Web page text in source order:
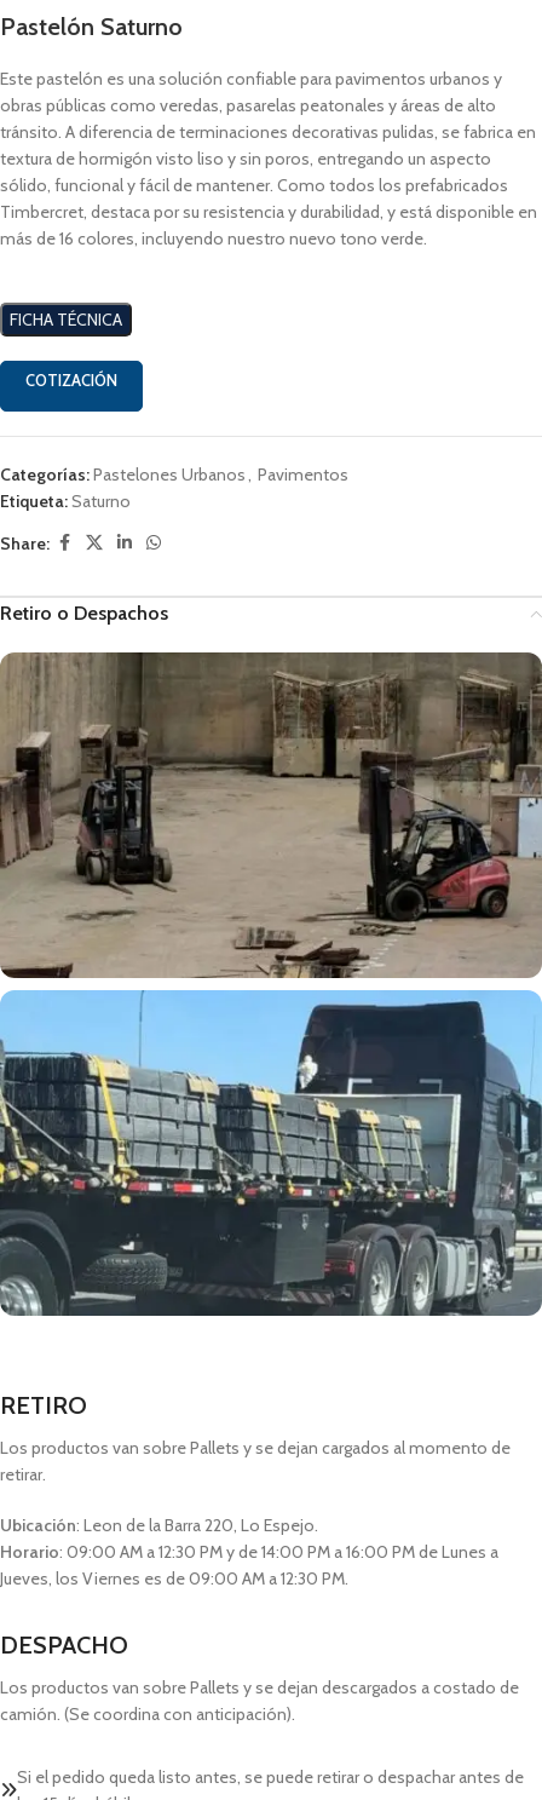
Pastelón Saturno
Este pastelón es una solución confiable para pavimentos urbanos y
obras públicas como veredas, pasarelas peatonales y áreas de alto
tránsito. A diferencia de terminaciones decorativas pulidas, se fabrica en
textura de hormigón visto liso y sin poros, entregando un aspecto
sólido, funcional y fácil de mantener. Como todos los prefabricados
Timbercret, destaca por su resistencia y durabilidad, y está disponible en
más de 16 colores, incluyendo nuestro nuevo tono verde.
FICHA TÉCNICA
COTIZACIÓN
Categorías:Pastelones Urbanos, Pavimentos
Etiqueta:Saturno
Share:
Retiro o Despachos
RETIRO
Los productos van sobre Pallets y se dejan cargados al momento de
retirar.
Ubicación: Leon de la Barra 220, Lo Espejo.
Horario: 09:00 AM a 12:30 PM y de 14:00 PM a 16:00 PM de Lunes a
Jueves, los Viernes es de 09:00 AM a 12:30 PM.
DESPACHO
Los productos van sobre Pallets y se dejan descargados a costado de
camión. (Se coordina con anticipación).
Si el pedido queda listo antes, se puede retirar o despachar antes de